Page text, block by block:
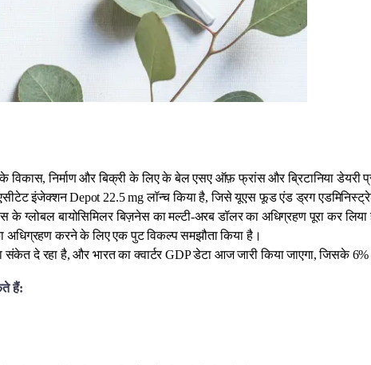
के विकास, निर्माण और बिक्री के लिए के बेल एसए ऑफ़ फ्रांस और ब्रिटानिया
इंजेक्शन Depot 22.5 mg लॉन्च किया है, जिसे यूएस फूड एंड ड्रग
के ग्लोबल बायोसिमिलर बिज़नेस का मल्टी-अरब डॉलर का अधिग्रहण पूरा कर लिया
अधिग्रहण करने के लिए एक पुट विकल्प समझौता किया है।
दे रहा है, और भारत का क्वार्टर GDP डेटा आज जारी किया जाएगा, जिसके
हैं: